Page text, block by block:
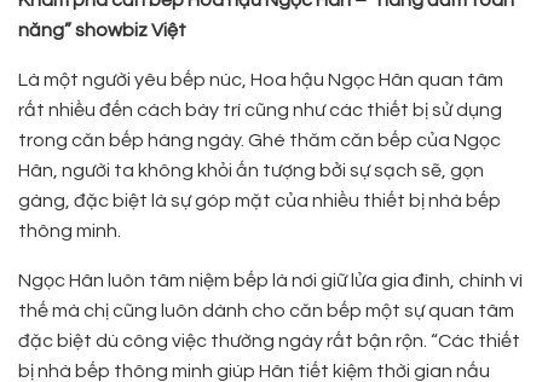
năng” showbiz Việt
Là một người yêu bếp núc, Hoa hậu Ngọc Hân quan tâm
rất nhiều đến cách bày trí cũng như các thiết bị sử dụng
trong căn bếp hàng ngày. Ghé thăm căn bếp của Ngọc
Hân, người ta không khỏi ấn tượng bởi sự sạch sẽ, gọn
gàng, đặc biệt là sự góp mặt của nhiều thiết bị nhà bếp
thông minh.
Ngọc Hân luôn tâm niệm bếp là nơi giữ lửa gia đình, chính vì
thế mà chị cũng luôn dành cho căn bếp một sự quan tâm
đặc biệt dù công việc thường ngày rất bận rộn. “Các thiết
bị nhà bếp thông minh giúp Hân tiết kiệm thời gian nấu